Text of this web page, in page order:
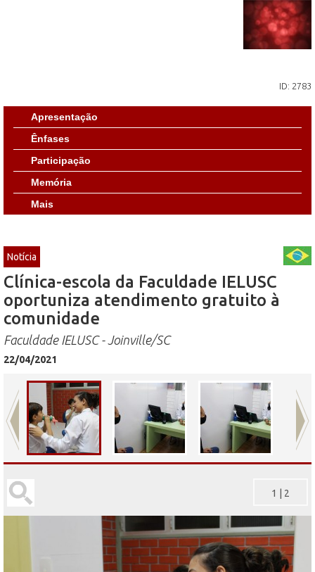
ID: 2783
Apresentação
Ênfases
Participação
Memória
Mais
Notícia
Clínica-escola da Faculdade IELUSC
oportuniza atendimento gratuito à
comunidade
Faculdade IELUSC - Joinville/SC
22/04/2021
1 2